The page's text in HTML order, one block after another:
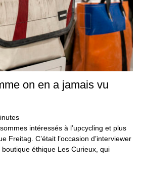
on en a jamais vu
intéressés à l’upcycling et plus
Freitag. C’était l’occasion d’interviewer
éthique Les Curieux, qui